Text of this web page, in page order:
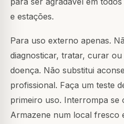
e estações.
Para uso externo apenas.
diagnosticar, tratar, curar
doença. Não substitui
profissional. Faça um teste
primeiro uso. Interrompa se
Armazene num local fresco